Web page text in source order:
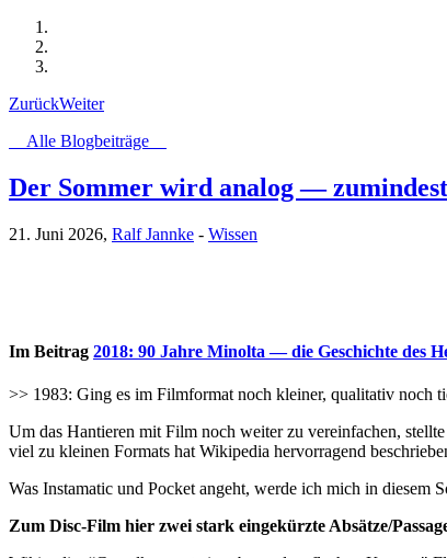
ZurückWeiter
Alle Blogbeiträge
Der Sommer wird analog —
21. Juni 2026, Ralf Jannke - Wissen
Im Beitrag 2018: 90 Jahre Minolta — die Geschichte des
>> 1983: Ging es im Filmformat noch kleiner, qualitativ
Um das Hantieren mit Film noch weiter zu vereinfachen,
viel zu kleinen Formats hat Wikipedia hervorragend
Was Instamatic und Pocket angeht, werde ich mich in diesem
Zum Disc-Film hier zwei stark eingekürzte Absätze/